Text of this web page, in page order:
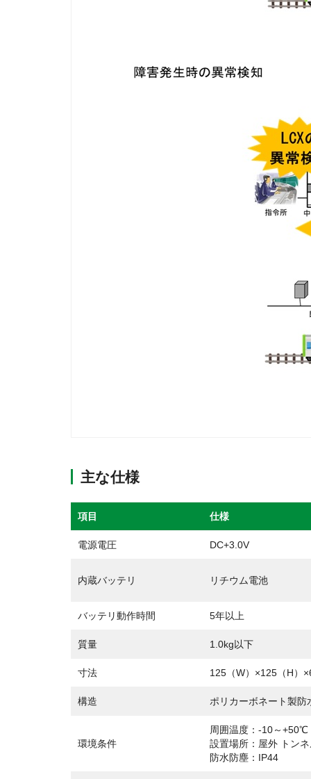
主な仕様
項目 仕様
電源電圧 DC+3.0V
内蔵バッテリ リチウム電池
バッテリ動作時間 5年以上
質量 1.0kg以下
寸法 125（W）×125（H）
構造 ポリカーボネート製防
環境条件
周囲温度：-10～+50℃
設置場所：屋外 トン
防水防塵：IP44